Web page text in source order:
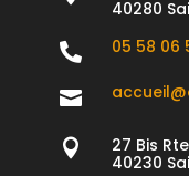
40280
 05 58 06


27 Bis
40230